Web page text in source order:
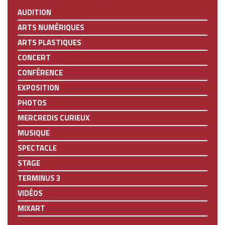
AUDITION
ARTS NUMÉRIQUES
ARTS PLASTIQUES
CONCERT
CONFÉRENCE
EXPOSITION
PHOTOS
MERCREDIS CURIEUX
MUSIQUE
SPECTACLE
STAGE
TERMINUS 3
VIDÉOS
MIXART